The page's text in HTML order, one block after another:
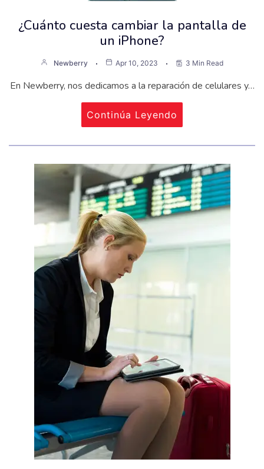
¿Cuánto cuesta cambiar la pantalla de
un iPhone?
Newberry Apr 10, 2023 3 Min Read
En Newberry, nos dedicamos a la reparación de celulares y…
Continúa Leyendo